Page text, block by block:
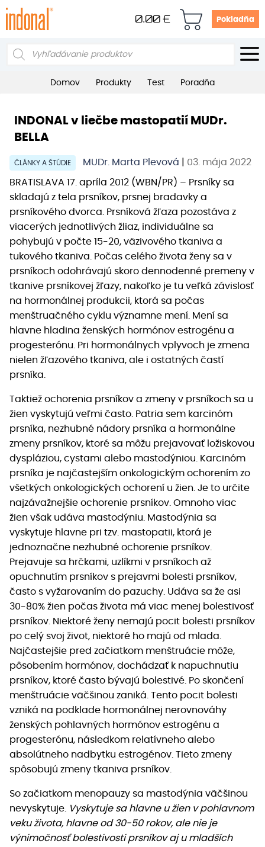
0.00 € Pokladňa
Products
Domov Produkty Test Poradňa
INDONAL v liečbe mastopatií MUDr.
BELLA
ČLÁNKY A ŠTÚDIE MUDr. Marta Plevová 03. mája 2022
BRATISLAVA 17. apríla 2012 (WBN/PR) – Prsníky sa
skladajú z tela prsníkov, prsnej bradavky a
prsníkového dvorca. Prsníková žľaza pozostáva z
viacerých jednotlivých žliaz, individuálne sa
pohybujú v počte 15-20, väzivového tkaniva a
tukového tkaniva. Počas celého života ženy sa v
prsníkoch odohrávajú skoro dennodenné premeny v
tkanive prsníkovej žľazy, nakoľko je tu veľká závislosť
na hormonálnej produkcii, ktorá sa počas
menštruačného cyklu významne mení. Mení sa
hlavne hladina ženských hormónov estrogénu a
progesterónu. Pri hormonálnych vplyvoch je zmena
nielen žľazového tkaniva, ale i ostatných častí
prsníka.
Taktiež ochorenia prsníkov a zmeny v prsníkoch sa u
žien vyskytujú veľmi často. Patria sem karcinóm
prsníka, nezhubné nádory prsníka a hormonálne
zmeny prsníkov, ktoré sa môžu prejavovať ložiskovou
dyspláziou, cystami alebo mastodýniou. Karcinóm
prsníka je najčastejším onkologickým ochorením zo
všetkých onkologických ochorení u žien. Je to určite
najzávažnejšie ochorenie prsníkov. Omnoho viac
žien však udáva mastodýniu. Mastodýnia sa
vyskytuje hlavne pri tzv. mastopatii, ktorá je
jednoznačne nezhubné ochorenie prsníkov.
Prejavuje sa hrčkami, uzlíkmi v prsníkoch až
opuchnutím prsníkov s prejavmi bolesti prsníkov,
často s vyžarovaním do pazuchy. Udáva sa že asi
30-80% žien počas života má viac menej bolestivosť
prsníkov. Niektoré ženy nemajú pocit bolesti prsníkov
po celý svoj život, niektoré ho majú od mlada.
Najčastejšie pred začiatkom menštruácie môže,
pôsobením hormónov, dochádzať k napuchnutiu
prsníkov, ktoré často bývajú bolestivé. Po skončení
menštruácie väčšinou zaniká. Tento pocit bolesti
vzniká na podklade hormonálnej nerovnováhy
ženských pohlavných hormónov estrogénu a
progesterónu, následkom relatívneho alebo
absolútneho nadbytku estrogénov. Tieto zmeny
spôsobujú zmeny tkaniva prsníkov.
So začiatkom menopauzy sa mastodýnia väčšinou
nevyskytuje.
Vyskytuje sa hlavne u žien v pohlavnom
veku života, hlavne od 30-50 rokov, ale nie je
výnimočnosť bolestivosti prsníkov aj u mladších